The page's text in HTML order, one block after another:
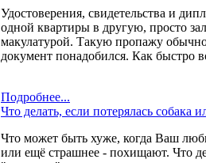
Удостоверения, свидетельства и
одной квартиры в другую, просто
макулатурой. Такую пропажу обычно
документ понадобился. Как быстро
Подробнее...
Что делать, если потерялась собака
Что может быть хуже, когда Ваш
или ещё страшнее - похищают. Что